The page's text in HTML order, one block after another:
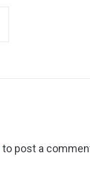
to post a